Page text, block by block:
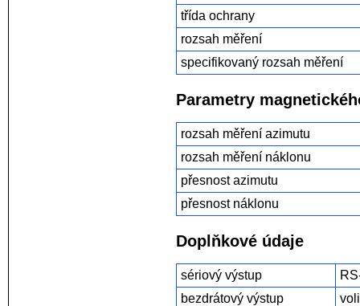
třída ochrany
rozsah měření
specifikovaný rozsah měření
Parametry
rozsah měření azimutu
rozsah měření náklonu
přesnost azimutu
přesnost náklonu
Doplňkové údaje
sériový výstup
bezdrátový výstup